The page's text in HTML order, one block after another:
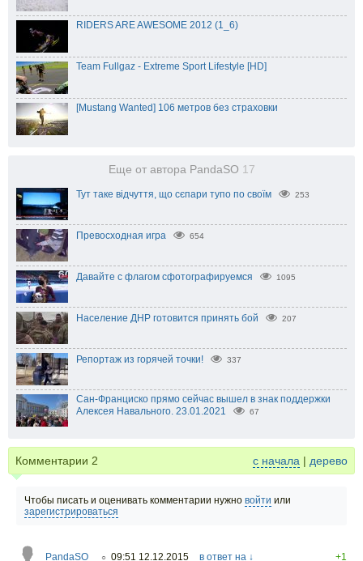
RIDERS ARE AWESOME 2012 (1_6)
Team Fullgaz - Extreme Sport Lifestyle [HD]
[Mustang Wanted] 106 метров без страховки
Еще от автора PandaSO 17
Тут таке відчуття, що сєпари тупо по своїм 253
Превосходная игра 654
Давайте с флагом сфотографируемся 1095
Население ДНР готовится принять бой 207
Репортаж из горячей точки! 337
Сан-Франциско прямо сейчас вышел в знак поддержки
Алексея Навального. 23.01.2021
67
Комментарии 2 с начала | дерево
Чтобы писать и оценивать комментарии нужно войти или
зарегистрироваться
PandaSO ○ 09:51 12.12.2015 в ответ на ↓
+1